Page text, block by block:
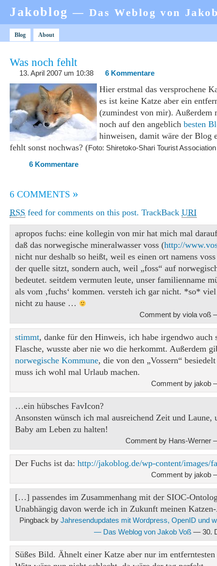
Jakoblog— Das Weblog von
Blog About
Was noch fehlt
13. April 2007 um 10:38 6 Kommentare
Hier erstmal das versprochene
es ist keine Katze aber ein
(zumindest von mir). Außerdem
noch auf den angeblich besten
hinweisen, damit wäre der Blog
fehlt sonst nochwas? (Foto: Shiretoko-Shari Tourist Association
6 Kommentare
6 COMMENTS »
RSS feed for comments on this post. TrackBack URI
apropos fuchs: eine kollegin von mir hat mich mal
daß das norwegische mineralwasser voss (http://
nicht nur deshalb so heißt, weil es einen ort namens
der quelle sitzt, sondern auch, weil „foss“ auf
bedeutet. seitdem vermuten leute, unser familienname
als vom ‚fuchs‘ kommen. versteh ich gar nicht. *so*
nicht zu hause …
Comment by viola voß
stimmt, danke für den Hinweis, ich habe irgendwo auch
Flasche, wusste aber nie wo die herkommt. Außerdem
norwegische Kommune, die von den „Vossern“
muss ich wohl mal Urlaub machen.
Comment by jakob
…ein hübsches FavIcon?
Ansonsten wünsch ich mal ausreichend Zeit und Laune,
Baby am Leben zu halten!
Comment by Hans-Werner
Der Fuchs ist da: http://jakoblog.de/wp-content/images/
Comment by jakob
[…] passendes im Zusammenhang mit der SIOC-
Unabhängig davon werde ich in Zukunft meinen
Pingback by Jahresendupdates mit Wordpress, OpenID und
— Das Weblog von Jakob Voß — 30.
Süßes Bild. Ähnelt einer Katze aber nur im